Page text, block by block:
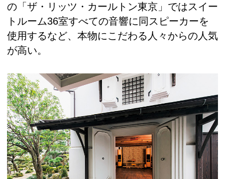
の「ザ・リッツ・カールトン東京」ではスイー
トルーム36室すべての音響に同スピーカーを
使用するなど、本物にこだわる人々からの人気
が高い。